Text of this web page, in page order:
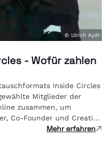
© Ulrich Aydt
- Wofür zahlen
Inside Circles
Mitglieder der
zusammen, um
Co-Founder und Creative
über eine zentrale Frage der
Mehr erfahren